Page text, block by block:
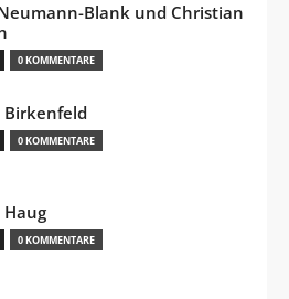
Blank und Christian
0 KOMMENTARE
Birkenfeld
0 KOMMENTARE
0 KOMMENTARE